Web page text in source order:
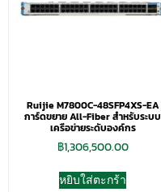
Ruijie M7800C-48SFP4XS-EA
การ์ดขยาย All-Fiber สำหรับระบบ
เครือข่ายระดับองค์กร
฿1,306,500.00
หยิบใส่ตะกร้า